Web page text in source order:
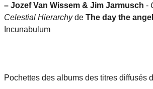
– Jozef Van Wissem & Jim Jarmusch -
Celestial Hierarchyde The day the
Incunabulum
Pochettes des albums des titres diffusés